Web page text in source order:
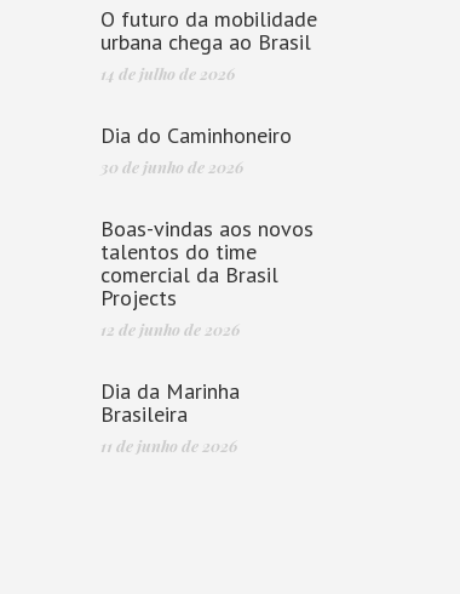
O futuro da mobilidade
urbana chega ao Brasil
14 de julho de 2026
Dia do Caminhoneiro
30 de junho de 2026
Boas-vindas aos novos
talentos do time
comercial da Brasil
Projects
12 de junho de 2026
Dia da Marinha
Brasileira
11 de junho de 2026